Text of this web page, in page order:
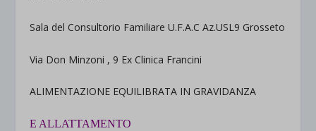
Sala del Consultorio Familiare U.F.A.C Az.USL9 Grosseto
Via Don Minzoni , 9 Ex Clinica Francini
ALIMENTAZIONE EQUILIBRATA IN GRAVIDANZA
E ALLATTAMENTO